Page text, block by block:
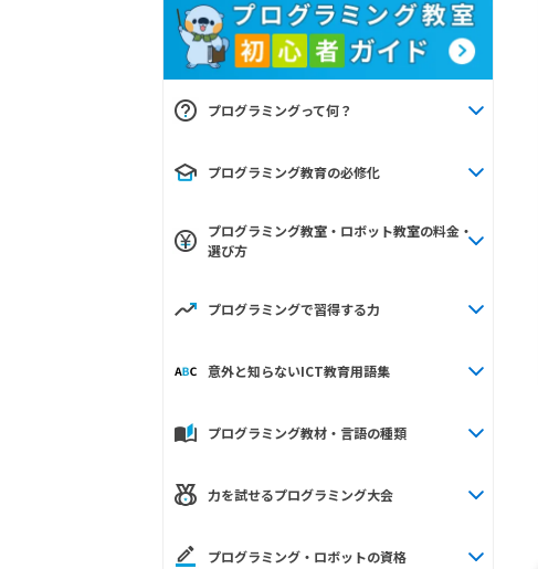
プログラミングって何？
プログラミング教育の必修化
プログラミング教室・ロボット教室の料金・
選び方
プログラミングで習得する力
意外と知らないICT教育用語集
プログラミング教材・言語の種類
力を試せるプログラミング大会
プログラミング・ロボットの資格